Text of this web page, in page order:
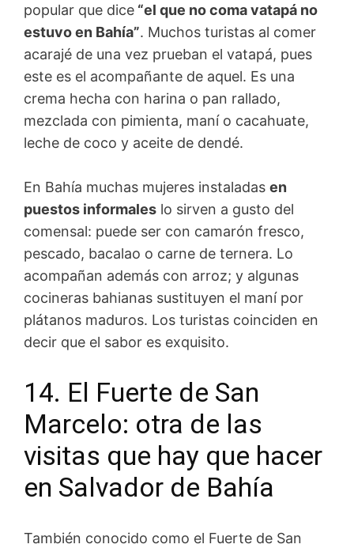
popular que dice “el que no coma vatapá no
estuvo en Bahía”. Muchos turistas al comer
acarajé de una vez prueban el vatapá, pues
este es el acompañante de aquel. Es una
crema hecha con harina o pan rallado,
mezclada con pimienta, maní o cacahuate,
leche de coco y aceite de dendé.
En Bahía muchas mujeres instaladas en
puestos informales lo sirven a gusto del
comensal: puede ser con camarón fresco,
pescado, bacalao o carne de ternera. Lo
acompañan además con arroz; y algunas
cocineras bahianas sustituyen el maní por
plátanos maduros. Los turistas coinciden en
decir que el sabor es exquisito.
14. El Fuerte de San
Marcelo: otra de las
visitas que hay que hacer
en Salvador de Bahía
También conocido como el Fuerte de San